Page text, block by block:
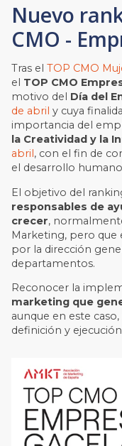
Nuevo
CMO -
Tras elTOP CMO
el TOP CMO
motivo del Día del
de abrily cuya
importancia del
la Creatividad y la
abril , con el fin de
el desarrollo
El objetivo del
responsables de
crecer,
Marketing, pero que
por la dirección
departamentos.
Reconocer la
marketing que
aunque en este
definición y